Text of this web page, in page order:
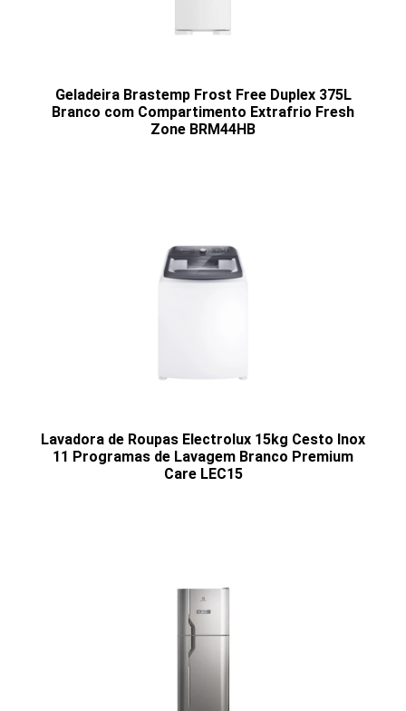
Geladeira Brastemp Frost Free Duplex 375L
Branco com Compartimento Extrafrio Fresh
Zone BRM44HB
Lavadora de Roupas Electrolux 15kg Cesto Inox
11 Programas de Lavagem Branco Premium
Care LEC15